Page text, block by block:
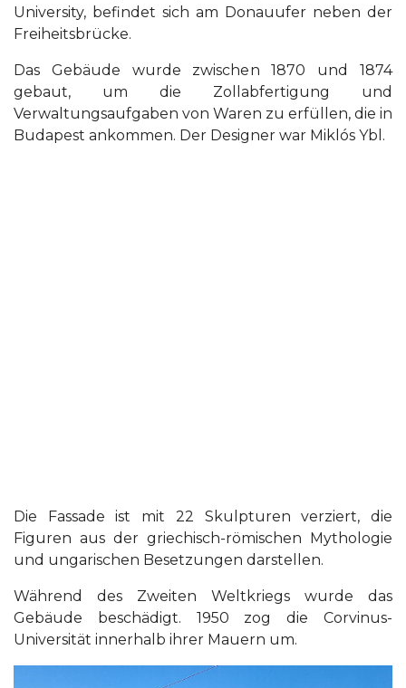
University, befindet sich am Donauufer neben der
Freiheitsbrücke.
Das Gebäude wurde zwischen 1870 und 1874
gebaut, um die Zollabfertigung und
Verwaltungsaufgaben von Waren zu erfüllen, die in
Budapest ankommen. Der Designer war Miklós Ybl.
Die Fassade ist mit 22 Skulpturen verziert, die
Figuren aus der griechisch-römischen Mythologie
und ungarischen Besetzungen darstellen.
Während des Zweiten Weltkriegs wurde das
Gebäude beschädigt. 1950 zog die Corvinus-
Universität innerhalb ihrer Mauern um.